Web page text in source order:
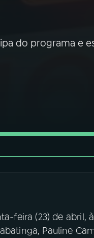
do programa e
feira (23) de abril,
Pauline